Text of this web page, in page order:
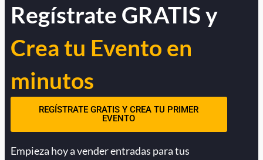
Regístrate GRATIS y
Crea tu Evento en
minutos
REGÍSTRATE GRATIS Y CREA TU PRIMER
EVENTO
Empieza hoy a vender entradas para tus